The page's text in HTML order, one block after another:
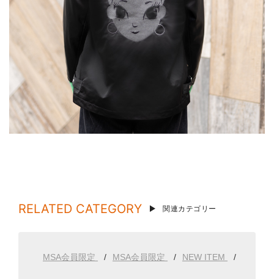
RELATED CATEGORY 関連カテゴリー
MSA会員限定 MSA会員限定 NEW ITEM